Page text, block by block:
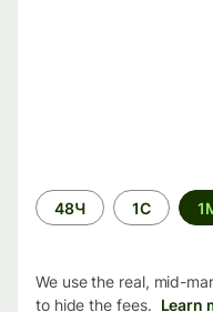
Time
period
48Ч 1С
We use the real, mid-
to hide the fees. Learn